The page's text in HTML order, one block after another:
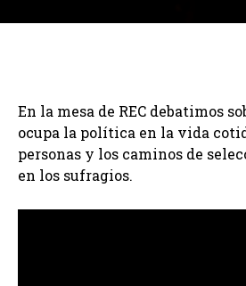
En la mesa de REC debatimos
ocupa la política en la vida
personas y los caminos de
en los sufragios.